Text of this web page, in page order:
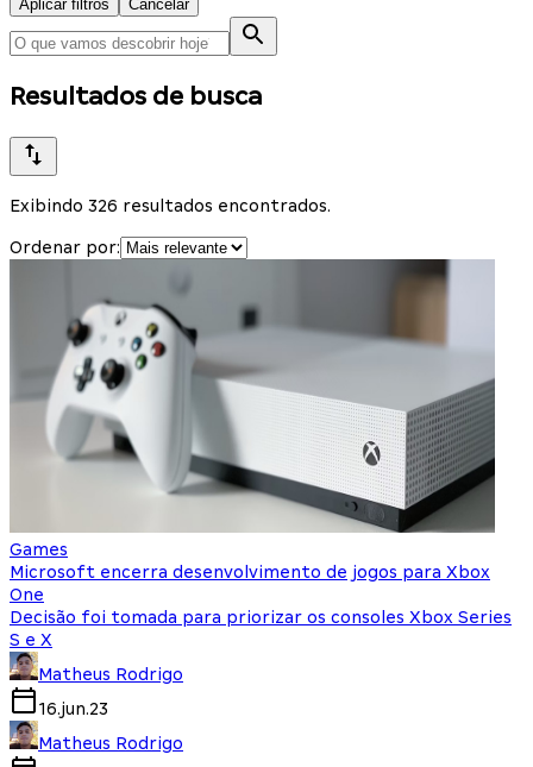
Aplicar filtros Cancelar
Resultados de busca
Exibindo 326 resultados encontrados.
Ordenar por:
Games
Microsoft encerra desenvolvimento de jogos para Xbox
One
Decisão foi tomada para priorizar os consoles Xbox Series
S e X
Matheus Rodrigo
16.jun.23
Matheus Rodrigo